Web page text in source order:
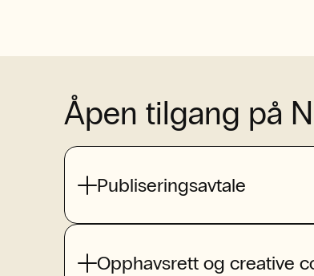
Åpen tilgang på
Publiseringsavtale
Opphavsrett og creative